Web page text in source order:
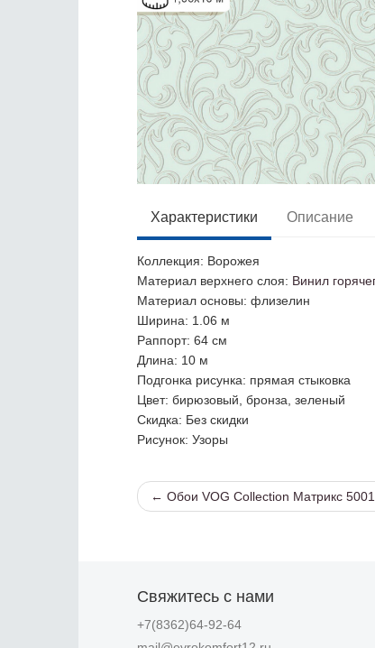
Характеристики Описание
Коллекция: Ворожея
Материал верхнего слоя: Винил
Материал основы: флизелин
Ширина: 1.06 м
Раппорт: 64 см
Длина: 10 м
Подгонка рисунка: прямая стыковка
Цвет: бирюзовый, бронза, зеленый
Скидка: Без скидки
Рисунок: Узоры
← Обои VOG Collection Матрикс
Свяжитесь с нами
+7(8362)64-92-64